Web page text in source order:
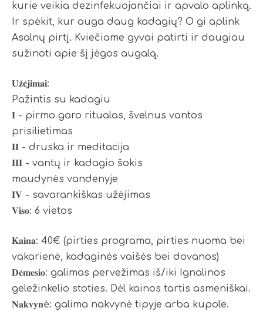
kurie veikia dezinfekuojančiai ir apvalo aplinką.
Ir spėkit, kur auga daug kadagių? O gi aplink
Asalnų pirtį. Kviečiame gyvai patirti ir daugiau
sužinoti apie šį jėgos augalą.
𝐔𝐳̌𝐞̇𝐣𝐢𝐦𝐚𝐢:
Pažintis su kadagiu
𝐈 - pirmo garo ritualas, švelnus vantos
prisilietimas
𝐈𝐈 - druska ir meditacija
𝐈𝐈𝐈 - vantų ir kadagio šokis
maudynės vandenyje
𝐈𝐕 - savarankiškas užėjimas
𝐕𝐢𝐬𝐨: 6 vietos
𝐊𝐚𝐢𝐧𝐚: 40€ (pirties programa, pirties nuoma bei
vakarienė, kadaginės vaišės bei dovanos)
𝐃𝐞̇𝐦𝐞𝐬𝐢𝐨: galimas pervežimas iš/iki Ignalinos
geležinkelio stoties. Dėl kainos tartis asmeniškai.
𝐍𝐚𝐤𝐯𝐲𝐧ė: galima nakvynė tipyje arba kupole.